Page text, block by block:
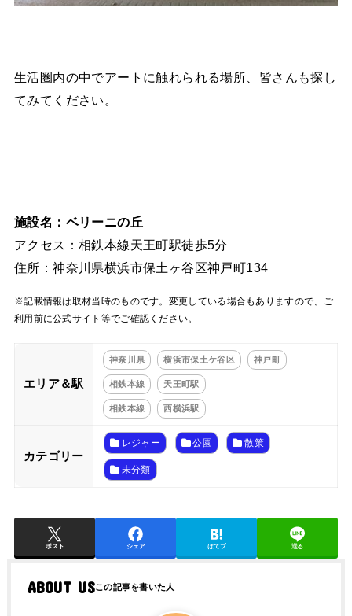
生活圏内の中でアートに触れられる場所、皆さんも探し
てみてください。
施設名：ベリーニの丘
アクセス：相鉄本線天王町駅徒歩5分
住所：神奈川県横浜市保土ヶ谷区神戸町134
※記載情報は取材当時のものです。変更している場合もありますので、ご
利用前に公式サイト等でご確認ください。
エリア＆駅
神奈川県 横浜市保土ケ谷区 神戸町
相鉄本線 天王町駅
相鉄本線 西横浜駅
カテゴリー
レジャー 公園 散策
未分類
ポスト シェア はてブ 送る
ABOUT US